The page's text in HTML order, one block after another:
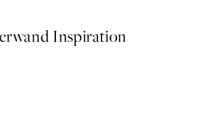
Inspiration